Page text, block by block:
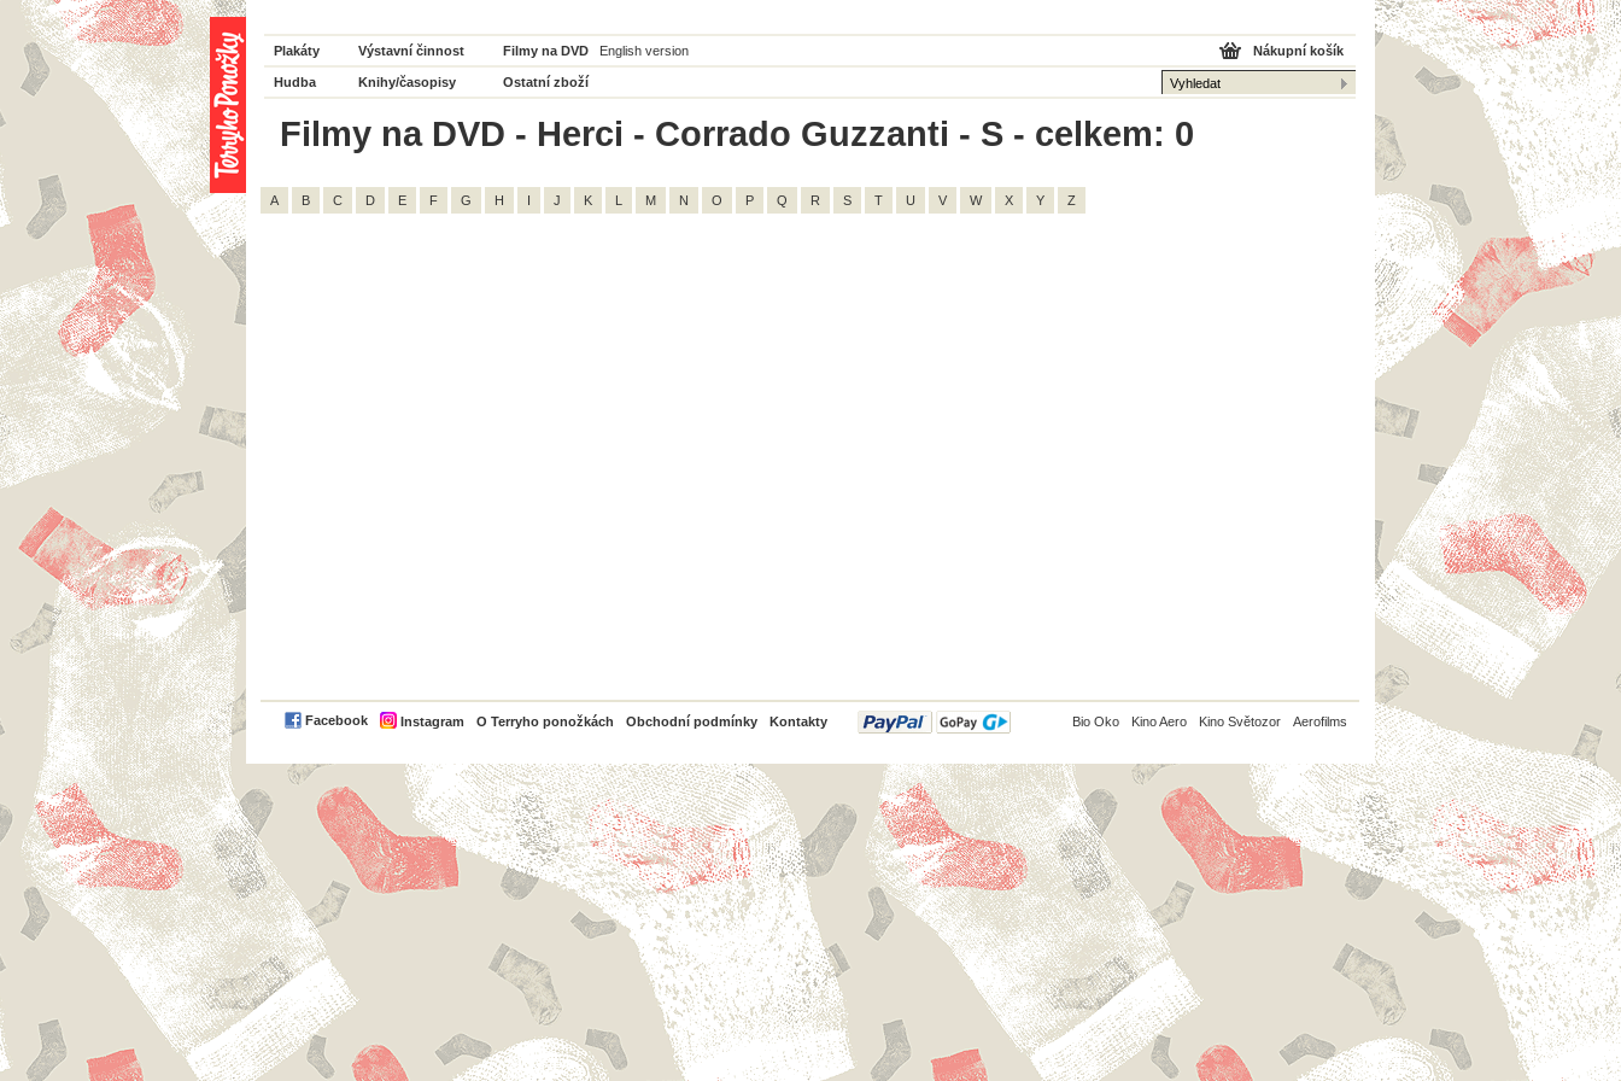
Plakáty Výstavní činnost Filmy na DVD English version
Hudba Knihy/časopisy Ostatní zboží
Nákupní košík
Filmy na DVD - Herci - Corrado Guzzanti - S - celkem: 0
A B C D E F G H I J K L M N O P Q R S T U V W X Y Z
Facebook Instagram O Terryho ponožkách Obchodní podmínky Kontakty
PayPal Bio Oko Kino Aero Kino Světozor Aerofilms